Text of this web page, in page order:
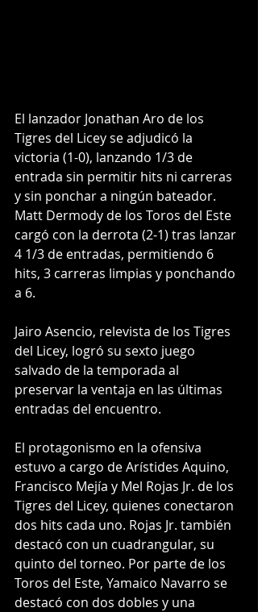
El lanzador Jonathan Aro de los
Tigres del Licey se adjudicó la
victoria (1-0), lanzando 1/3 de
entrada sin permitir hits ni carreras
y sin ponchar a ningún bateador.
Matt Dermody de los Toros del Este
cargó con la derrota (2-1) tras lanzar
4 1/3 de entradas, permitiendo 6
hits, 3 carreras limpias y ponchando
a 6.
Jairo Asencio, relevista de los Tigres
del Licey, logró su sexto juego
salvado de la temporada al
preservar la ventaja en las últimas
entradas del encuentro.
El protagonismo en la ofensiva
estuvo a cargo de Arístides Aquino,
Francisco Mejía y Mel Rojas Jr. de los
Tigres del Licey, quienes conectaron
dos hits cada uno. Rojas Jr. también
destacó con un cuadrangular, su
quinto del torneo. Por parte de los
Toros del Este, Yamaico Navarro se
destacó con dos dobles y una